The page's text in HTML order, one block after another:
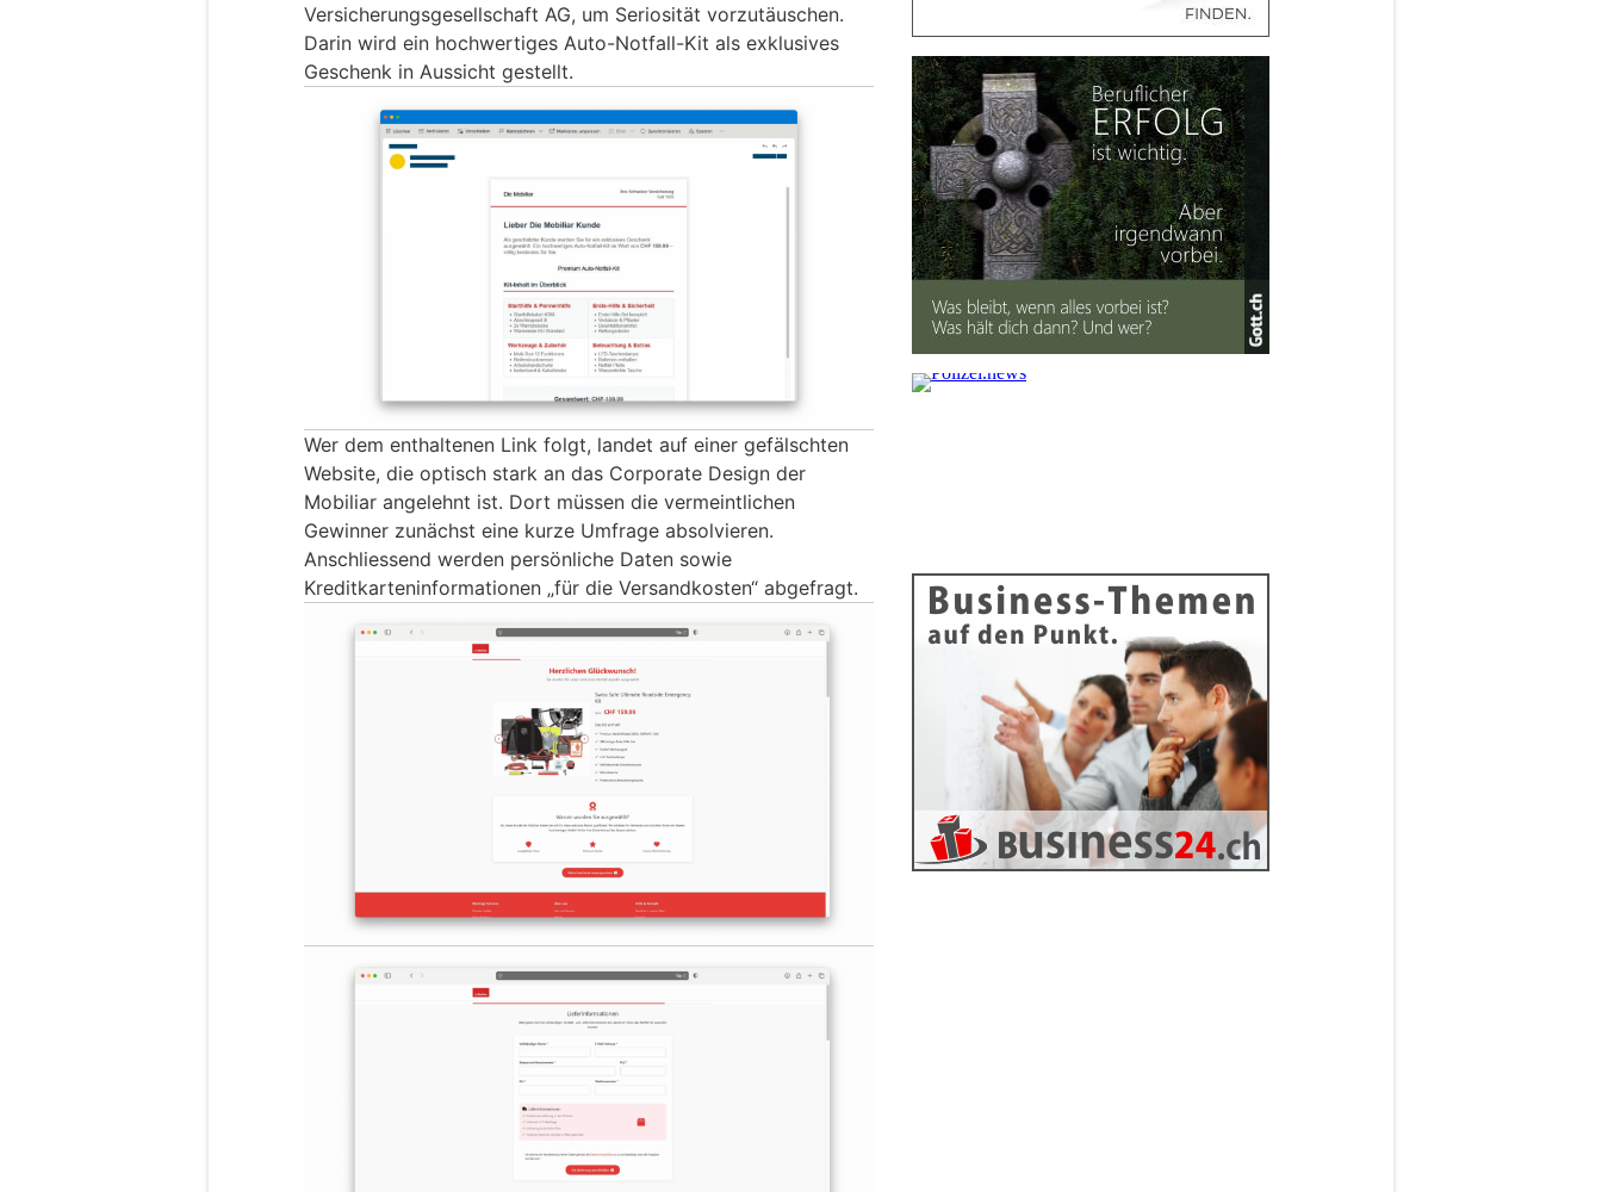
Versicherungsgesellschaft AG, um Seriosität vorzutäuschen.
Darin wird ein hochwertiges Auto-Notfall-Kit als exklusives
Geschenk in Aussicht gestellt.
Wer dem enthaltenen Link folgt, landet auf einer gefälschten
Website, die optisch stark an das Corporate Design der
Mobiliar angelehnt ist. Dort müssen die vermeintlichen
Gewinner zunächst eine kurze Umfrage absolvieren.
Anschliessend werden persönliche Daten sowie
Kreditkarteninformationen „für die Versandkosten“ abgefragt.